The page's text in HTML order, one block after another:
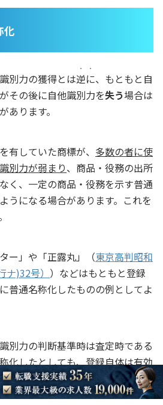
化
別力の獲得とは逆に
・・
、もともと自
その後に自他識別力を失う場合は
あります。
有していた商標が、 多数の者に使
別力が弱まり、商品・役務の出所
く、一定の商品・役務を示す普通
うになる場合があります。これを
ー」や「正露丸」（東京高判昭和
)32号） ）などはもともと登録
普通名称化したものの例としてよ
別力の判断基準時は査定時である
化したとしても、登録自体は有効
の理由にならない）。